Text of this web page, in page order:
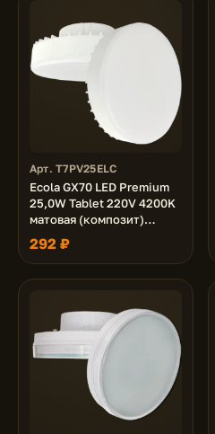
Арт. T7PV25ELC
Ecola GX70 LED Premium
25,0W Tablet 220V 4200K
матовая (композит)
111х42
292 ₽